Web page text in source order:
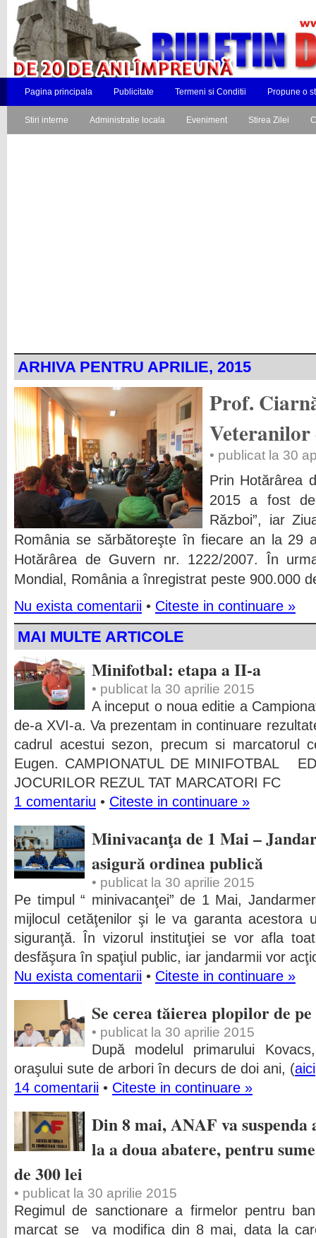
Pagina principala Publicitate Termeni si Conditii Propune o
Stiri interne Administratie locala Eveniment Stirea Zilei
ARHIVA PENTRU APRILIE, 2015
Prof.
Veteranilor
• publicat la 30
Prin Hotărârea
2015 a fost
Război”, iar
România se sărbătoreşte în fiecare an la 29
Hotărârea de Guvern nr. 1222/2007. În
Mondial, România a înregistrat peste 900.000
Nu exista comentarii • Citeste in continuare »
MAI MULTE ARTICOLE
Minifotbal: etapa a II-a
• publicat la 30 aprilie 2015
A inceput o noua editie a
de-a XVI-a. Va prezentam in continuare
cadrul acestui sezon, precum si marcatorul
Eugen. CAMPIONATUL DE MINIFOTBAL
JOCURILOR REZUL TAT MARCATORI FC
1 comentariu • Citeste in continuare »
Minivacanţa de 1 Mai –
asigură ordinea publică
• publicat la 30 aprilie 2015
Pe timpul “ minivacanţei” de 1 Mai,
mijlocul cetăţenilor şi le va garanta acestora
siguranţă. În vizorul instituţiei se vor afla
desfăşura în spaţiul public, iar jandarmii vor
Nu exista comentarii • Citeste in continuare »
Se cerea tăierea plopilor de
• publicat la 30 aprilie 2015
După modelul primarului
oraşului sute de arbori în decurs de doi ani, (aici
14 comentarii • Citeste in continuare »
Din 8 mai, ANAF va
la a doua abatere, pentru
de 300 lei
• publicat la 30 aprilie 2015
Regimul de sanctionare a firmelor pentru
marcat se va modifica din 8 mai, data la